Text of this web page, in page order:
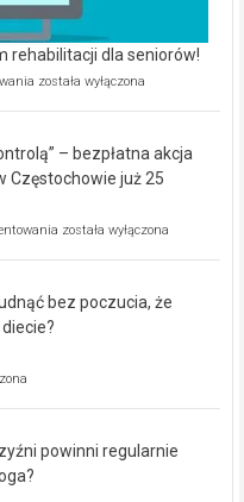
rehabilitacji dla seniorów!
Rusza
rehabilitacji
dla
została wyłączona
– bezpłatna akcja
Częstochowie już 25
„Zdrowie
bezpłatna
została wyłączona
bez poczucia, że
powinni regularnie